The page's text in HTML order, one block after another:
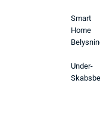
Smart
Home
Under-